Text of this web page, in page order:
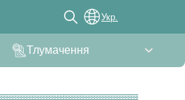
Укр.
Тлумачення